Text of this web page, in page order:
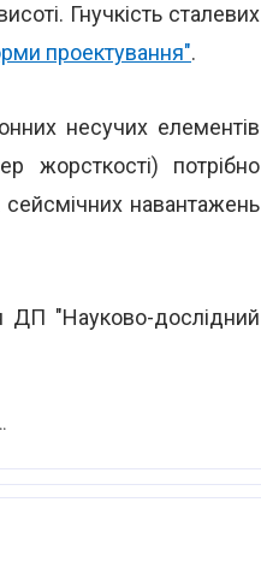
Гнучкість сталевих
проектування".
несучих елементів
жорсткості) потрібно
сейсмічних навантажень
ДП "Науково-дослідний
сталь і сталезалізобетон